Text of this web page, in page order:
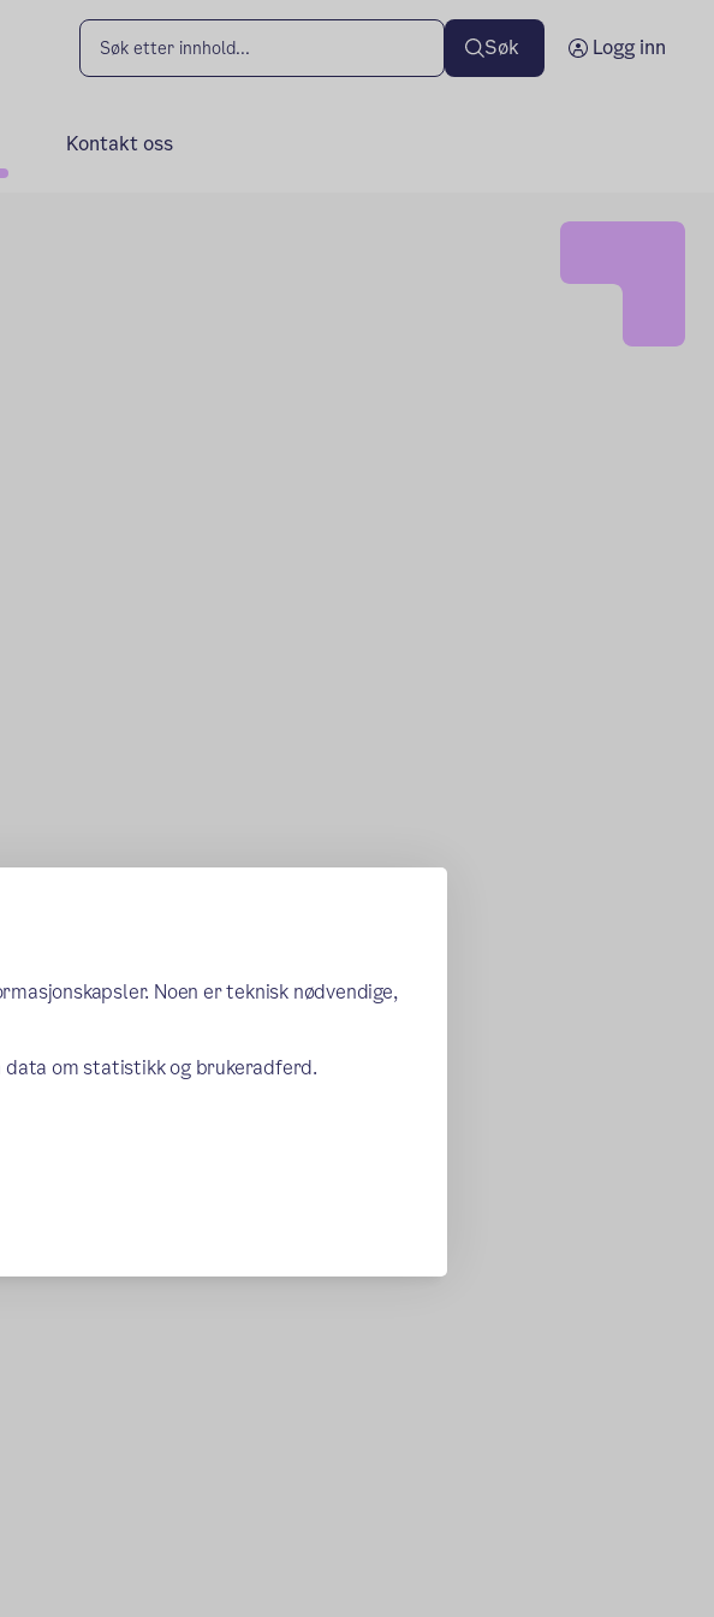
Noen er teknisk nødvendige,
om statistikk og brukeradferd.
Søk Logg inn
Kontakt oss